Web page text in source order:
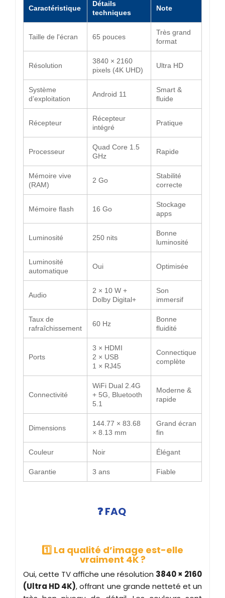
Caractéristique
Détails
techniques
Note
Taille de l'écran 65 pouces
Très grand
format
Résolution
3840 × 2160
pixels (4K UHD)
Ultra HD
Système
d’exploitation
Android 11
Smart &
fluide
Récepteur
Récepteur
intégré
Pratique
Processeur
Quad Core 1.5
GHz
Rapide
Mémoire vive
(RAM)
2 Go
Stabilité
correcte
Mémoire flash 16 Go
Stockage
apps
Luminosité 250 nits
Bonne
luminosité
Luminosité
automatique
Oui Optimisée
Audio
2 × 10 W +
Dolby Digital+
Son
immersif
Taux de
rafraîchissement
60 Hz
Bonne
fluidité
Ports
3 × HDMI
2 × USB
1 × RJ45
Connectique
complète
Connectivité
WiFi Dual 2.4G
+ 5G, Bluetooth
5.1
Moderne &
rapide
Dimensions
144.77 × 83.68
× 8.13 mm
Grand écran
fin
Couleur Noir Élégant
Garantie 3 ans Fiable
❓ FAQ
1️⃣ La qualité d’image est-elle
vraiment 4K ?
Oui, cette TV affiche une résolution 3840 × 2160
(Ultra HD 4K), offrant une grande netteté et un